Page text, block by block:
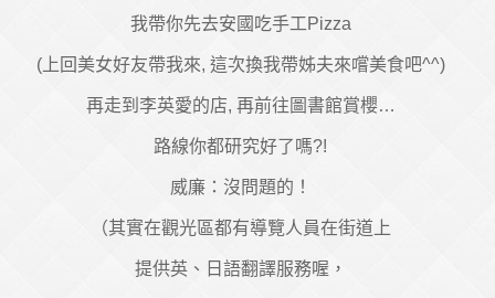
我帶你先去安國吃手工Pizza
(上回美女好友帶我來, 這次換我帶姊夫來嚐美食吧^^)
再走到李英愛的店, 再前往圖書館賞櫻…
路線你都研究好了嗎?!
威廉：沒問題的！
（其實在觀光區都有導覽人員在街道上
提供英、日語翻譯服務喔，